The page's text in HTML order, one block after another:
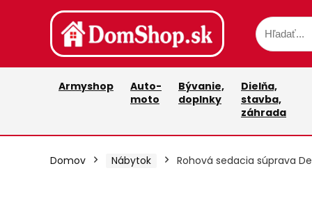
Armyshop
Auto-
moto
Bývanie,
doplnky
Dielňa,
stavba,
záhrada
Domov Nábytok Rohová sedacia súprava